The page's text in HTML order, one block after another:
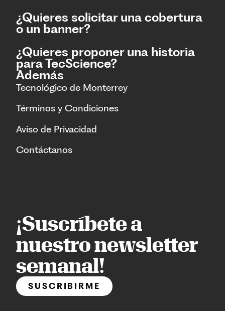
¿Quieres solicitar una cobertura
o un banner?
¿Quieres proponer una historia
para TecScience?
Además
Tecnológico de Monterrey
Términos y Condiciones
Aviso de Privacidad
Contáctanos
¡Suscríbete a
nuestro newsletter
semanal!
SUSCRIBIRME